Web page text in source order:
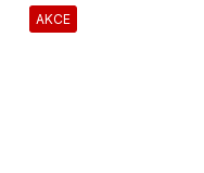
AKCE